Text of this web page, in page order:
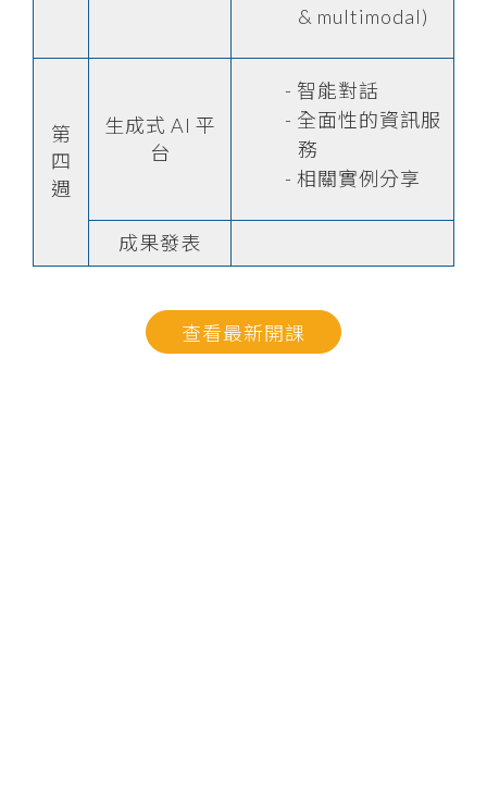
& multimodal)
第
四
週
生成式 AI 平
台
智能對話
全面性的資訊服
務
相關實例分享
成果發表
查看最新開課